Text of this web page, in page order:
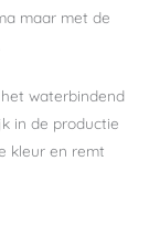
maar met de
waterbindend
in de productie
kleur en remt